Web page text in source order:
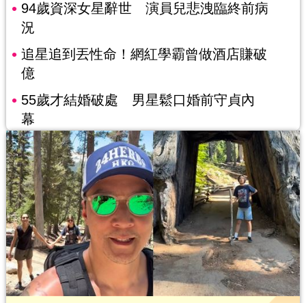
94歲資深女星辭世 演員兒悲洩臨終前病
況
追星追到丟性命！網紅學霸曾做酒店賺破
億
55歲才結婚破處 男星鬆口婚前守貞內
幕